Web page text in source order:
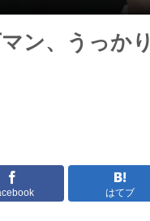
ン、うっか
はてブ